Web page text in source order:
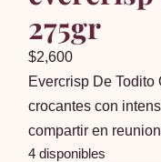
275gr
$2,600
Evercrisp De
crocantes con
compartir en
4 disponibles